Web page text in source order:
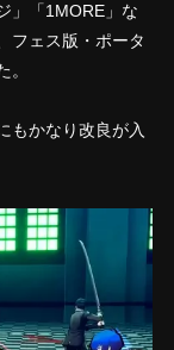
」「1MORE」な
フェス版・ポータ
もかなり改良が入